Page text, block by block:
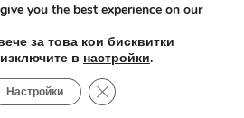
you the best experience on our
за това кои бисквитки
в настройки.
Настройки Close GDPR Cookie